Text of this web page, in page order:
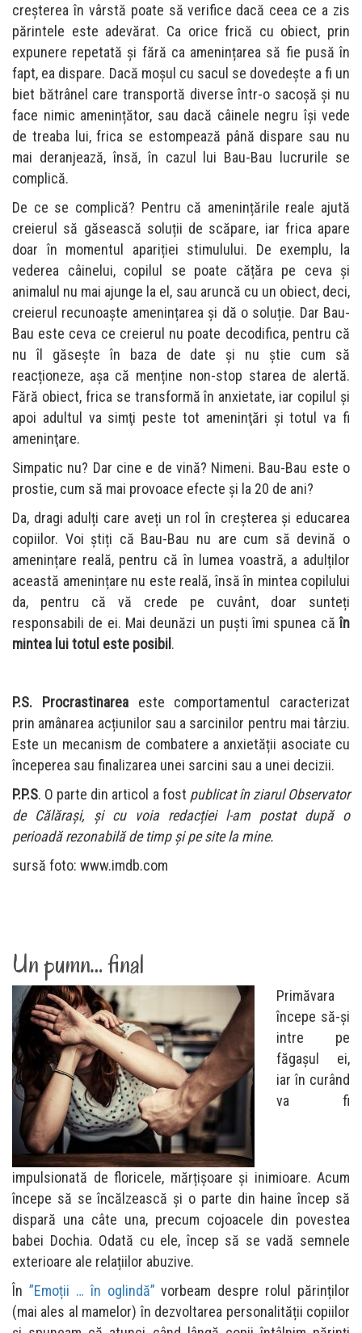
creșterea în vârstă poate să verifice dacă ceea ce a zis
părintele este adevărat. Ca orice frică cu obiect, prin
expunere repetată și fără ca amenințarea să fie pusă în
fapt, ea dispare. Dacă moșul cu sacul se dovedește a fi un
biet bătrânel care transportă diverse într-o sacoșă și nu
face nimic amenințător, sau dacă câinele negru își vede
de treaba lui, frica se estompează până dispare sau nu
mai deranjează, însă, în cazul lui Bau-Bau lucrurile se
complică.
De ce se complică? Pentru că amenințările reale ajută
creierul să găsească soluții de scăpare, iar frica apare
doar în momentul apariției stimulului. De exemplu, la
vederea câinelui, copilul se poate cățăra pe ceva și
animalul nu mai ajunge la el, sau aruncă cu un obiect, deci,
creierul recunoaşte amenințarea și dă o soluție. Dar Bau-
Bau este ceva ce creierul nu poate decodifica, pentru că
nu îl găsește în baza de date și nu știe cum să
reacționeze, așa că menține non-stop starea de alertă.
Fără obiect, frica se transformă în anxietate, iar copilul și
apoi adultul va simţi peste tot ameninţări și totul va fi
ameninţare.
Simpatic nu? Dar cine e de vină? Nimeni. Bau-Bau este o
prostie, cum să mai provoace efecte și la 20 de ani?
Da, dragi adulți care aveți un rol în creșterea și educarea
copiilor. Voi știți că Bau-Bau nu are cum să devină o
amenințare reală, pentru că în lumea voastră, a adulților
această amenințare nu este reală, însă în mintea copilului
da, pentru că vă crede pe cuvânt, doar sunteți
responsabili de ei. Mai deunăzi un puşti îmi spunea căîn
mintea lui totul este posibil.
P.S. Procrastinareaeste comportamentul caracterizat
prin amânarea acțiunilor sau a sarcinilor pentru mai târziu.
Este un mecanism de combatere a anxietății asociate cu
începerea sau finalizarea unei sarcini sau a unei decizii.
P.P.S. O parte din articol a fost publicat în ziarul Observator
de Călărași, și cu voia redacției l-am postat după o
perioadă rezonabilă de timp și pe site la mine.
sursă foto: www.imdb.com
Un pumn… final
Primăvara
începe să-și
intre pe
făgașul ei,
iar în curând
va fi
impulsionată de floricele, mărțișoare și inimioare. Acum
începe să se încălzească și o parte din haine încep să
dispară una câte una, precum cojoacele din povestea
babei Dochia. Odată cu ele, încep să se vadă semnele
exterioare ale relațiilor abuzive.
În ”Emoții … în oglindă” vorbeam despre rolul părinților
(mai ales al mamelor) în dezvoltarea personalității copiilor